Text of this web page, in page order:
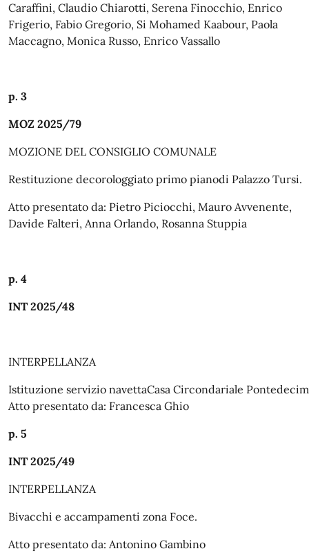
Caraffini, Claudio Chiarotti, Serena Finocchio, Enrico
Frigerio, Fabio Gregorio, Si Mohamed Kaabour, Paola
Maccagno, Monica Russo, Enrico Vassallo
p. 3
MOZ 2025/79
MOZIONE DEL CONSIGLIO COMUNALE
Restituzione decorologgiato primo pianodi Palazzo Tursi.
Atto presentato da: Pietro Piciocchi, Mauro Avvenente,
Davide Falteri, Anna Orlando, Rosanna Stuppia
p. 4
INT 2025/48
INTERPELLANZA
Istituzione servizio navettaCasa Circondariale
Atto presentato da: Francesca Ghio
p. 5
INT 2025/49
INTERPELLANZA
Bivacchi e accampamenti zona Foce.
Atto presentato da: Antonino Gambino